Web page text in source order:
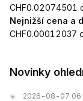
CHF0.02074501
Nejnižší cena a
CHF0.00012037
Novinky
2026-08-07